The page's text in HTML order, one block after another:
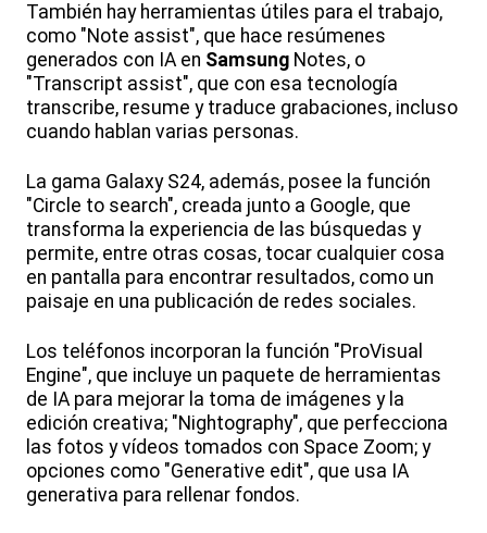
También hay herramientas útiles para el trabajo,
como "Note assist", que hace resúmenes
generados con IA en Samsung Notes, o
"Transcript assist", que con esa tecnología
transcribe, resume y traduce grabaciones, incluso
cuando hablan varias personas.
La gama Galaxy S24, además, posee la función
"Circle to search", creada junto a Google, que
transforma la experiencia de las búsquedas y
permite, entre otras cosas, tocar cualquier cosa
en pantalla para encontrar resultados, como un
paisaje en una publicación de redes sociales.
Los teléfonos incorporan la función "ProVisual
Engine", que incluye un paquete de herramientas
de IA para mejorar la toma de imágenes y la
edición creativa; "Nightography", que perfecciona
las fotos y vídeos tomados con Space Zoom; y
opciones como "Generative edit", que usa IA
generativa para rellenar fondos.